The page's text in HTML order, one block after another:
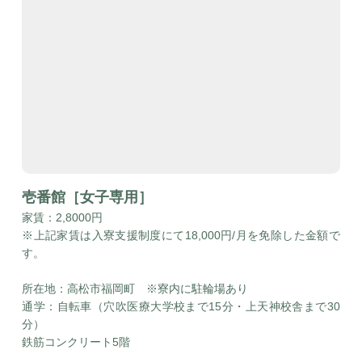
壱番館［女子専用］
家賃：2,8000円
※上記家賃は入寮支援制度にて18,000円/月を免除した金額で
す。
所在地：高松市福岡町 ※寮内に駐輪場あり
通学：自転車（穴吹医療大学校まで15分・上天神校舎まで30
分）
鉄筋コンクリート5階